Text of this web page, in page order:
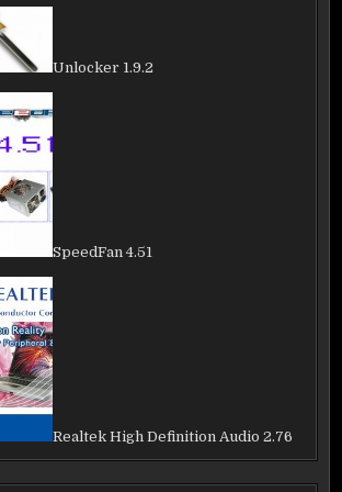
Unlocker 1.9.2
SpeedFan 4.51
Realtek High Definition Audio 2.76